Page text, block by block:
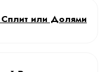
или Долями